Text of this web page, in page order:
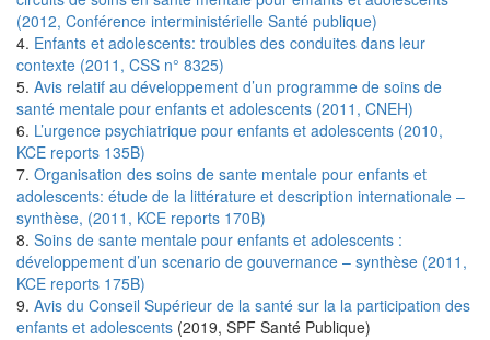
(2012, Conférence interministérielle Santé publique)
4. Enfants et adolescents: troubles des conduites dans leur
contexte (2011, CSS n° 8325)
5. Avis relatif au développement d’un programme de soins de
santé mentale pour enfants et adolescents (2011, CNEH)
6. L’urgence psychiatrique pour enfants et adolescents (2010,
KCE reports 135B)
7. Organisation des soins de sante mentale pour enfants et
adolescents: étude de la littérature et description internationale –
synthèse, (2011, KCE reports 170B)
8. Soins de sante mentale pour enfants et adolescents :
développement d’un scenario de gouvernance – synthèse (2011,
KCE reports 175B)
9. Avis du Conseil Supérieur de la santé sur la la participation des
enfants et adolescents (2019, SPF Santé Publique)